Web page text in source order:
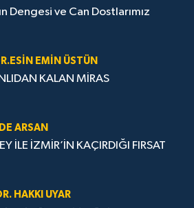
Dengesi ve Can Dostlarımız
EMIN ÜSTÜN
KALAN MİRAS
ARSAN
İLE İZMİR’İN KAÇIRDIĞI FIRSAT
HAKKI UYAR